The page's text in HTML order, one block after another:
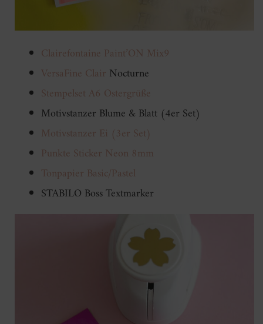
Clairefontaine Paint’ON Mix9
VersaFine Clair Nocturne
Stempelset A6 Ostergrüße
Motivstanzer Blume & Blatt (4er Set)
Motivstanzer Ei (3er Set)
Punkte Sticker Neon 8mm
Tonpapier Basic/Pastel
STABILO Boss Textmarker